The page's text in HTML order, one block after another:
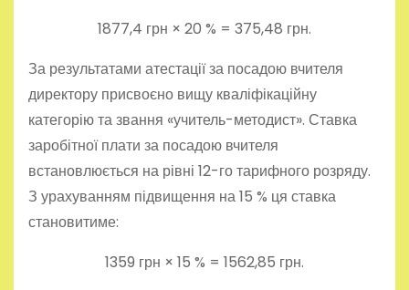
1877,4 грн × 20 % = 375,48 грн.
За результатами атестації за посадою вчителя
директору присвоєно вищу кваліфікаційну
категорію та звання «учитель-методист». Ставка
заробітної плати за посадою вчителя
встановлюється на рівні 12-го тарифного розряду.
З урахуванням підвищення на 15 % ця ставка
становитиме:
1359 грн × 15 % = 1562,85 грн.